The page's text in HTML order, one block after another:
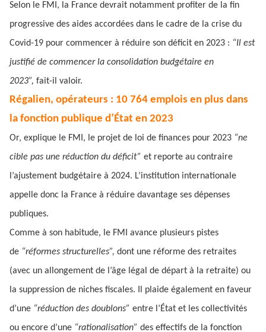
Selon le FMI, la France devrait notamment profiter de la fin
progressive des aides accordées dans le cadre de la crise du
Covid-19 pour commencer à réduire son déficit en 2023 : “Il est
justifié de commencer la consolidation budgétaire en
2023”, fait-il valoir.
Régalien, opérateurs : 10 764 emplois en plus dans
la fonction publique d’État en 2023
Or, explique le FMI, le projet de loi de finances pour 2023 “ne
cible pas une réduction du déficit” et reporte au contraire
l’ajustement budgétaire à 2024. L’institution internationale
appelle donc la France à réduire davantage ses dépenses
publiques.
Comme à son habitude, le FMI avance plusieurs pistes
de “réformes structurelles”, dont une réforme des retraites
(avec un allongement de l’âge légal de départ à la retraite) ou
la suppression de niches fiscales. Il plaide également en faveur
d’une “réduction des doublons” entre l’État et les collectivités
ou encore d’une “rationalisation” des effectifs de la fonction